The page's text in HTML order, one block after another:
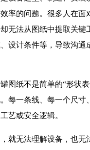
率的问题。很多人在面
无法从图纸中提取关键
设计条件等，导致沟通
图纸不是简单的“形状
每一条线、每一个尺寸
艺或安全逻辑。
就无法理解设备，也无